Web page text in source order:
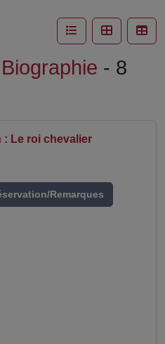
Biographie - 8
: Le roi chevalier
Remarques